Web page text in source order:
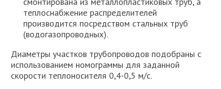
теплоснабжение распределителей
производится посредством стальных труб
(водогазопроводных).
Диаметры участков трубопроводов подобраны с
использованием номограммы для заданной
скорости теплоносителя 0,4-0,5 м/с.